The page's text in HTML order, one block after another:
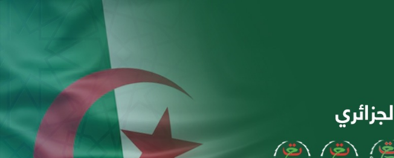
Aller au contenu principal